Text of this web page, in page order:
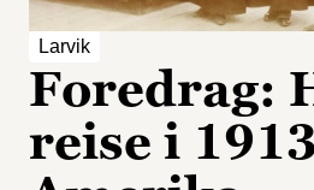
Larvik
Foredrag:
reise i